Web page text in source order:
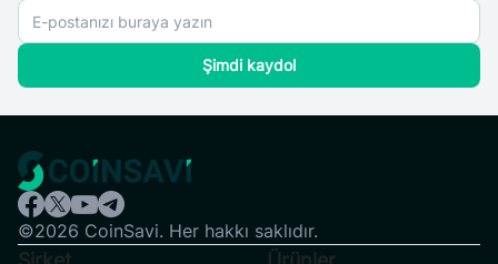
Şimdi kaydol
©2026 CoinSavi. Her hakkı saklıdır.